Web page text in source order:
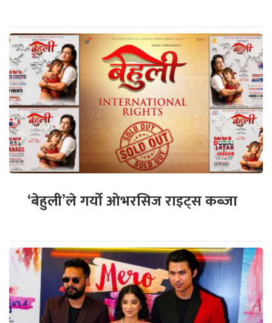
‘बेहुली’ले गर्यो ओभरसिज राइट्स कब्जा